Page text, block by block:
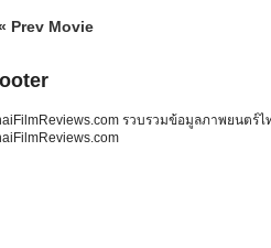
Prev Movie
รวบรวมข้อมูลภาพยนตร์